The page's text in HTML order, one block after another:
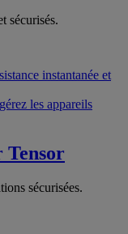
sécurisés.
instantanée et
les appareils
Tensor
sécurisées.